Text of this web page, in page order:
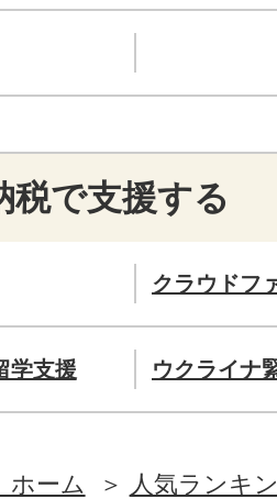
税で支援する
クラウドフ
学支援 ウクライナ
ホーム
人気ランキ